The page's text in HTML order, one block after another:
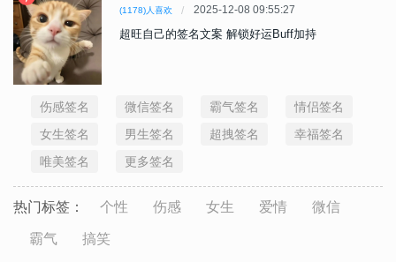
(1178)人喜欢 2025-12-08 09:55:27
超旺自己的签名文案 解锁好运Buff加持
伤感签名 微信签名 霸气签名
情侣签名
女生签名
男生签名 超拽签名
幸福签名
唯美签名
更多签名
热门标签： 个性 伤感 女生 爱情 微信
霸气 搞笑